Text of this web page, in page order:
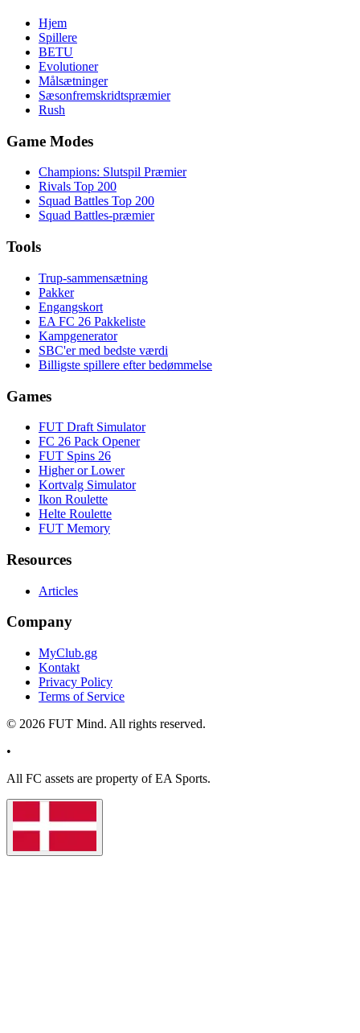
Hjem
Spillere
BETU
Evolutioner
Målsætninger
Sæsonfremskridtspræmier
Rush
Game Modes
Champions: Slutspil Præmier
Rivals Top 200
Squad Battles Top 200
Squad Battles-præmier
Tools
Trup-sammensætning
Pakker
Engangskort
EA FC 26 Pakkeliste
Kampgenerator
SBC'er med bedste værdi
Billigste spillere efter bedømmelse
Games
FUT Draft Simulator
FC 26 Pack Opener
FUT Spins 26
Higher or Lower
Kortvalg Simulator
Ikon Roulette
Helte Roulette
FUT Memory
Resources
Articles
Company
MyClub.gg
Kontakt
Privacy Policy
Terms of Service
© 2026 FUT Mind. All rights reserved.
•
All FC assets are property of EA Sports.